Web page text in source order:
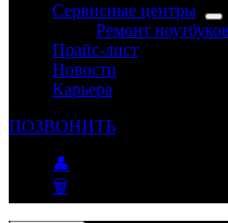
Сервисные центры
Ремонт
Прайс-лист
Новости
Карьера
ПОЗВОНИТЬ
👤
🗑